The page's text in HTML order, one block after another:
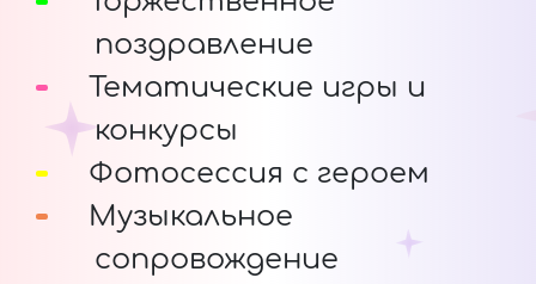
поздравление
Тематические игры и
конкурсы
Фотосессия с героем
Музыкальное
сопровождение